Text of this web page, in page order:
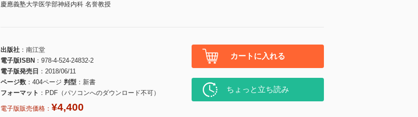
慶應義塾大学医学部神経内科 名誉教授
出版社
南江堂
電子版ISBN
978-4-524-24832-2
電子版発売日
2018/06/11
ページ数
404ページ 判型
新書
フォーマット
PDF（パソコンへのダウンロード不可）
電子版販売価格： ¥4,400
カートに入れる
ちょっと立ち読み